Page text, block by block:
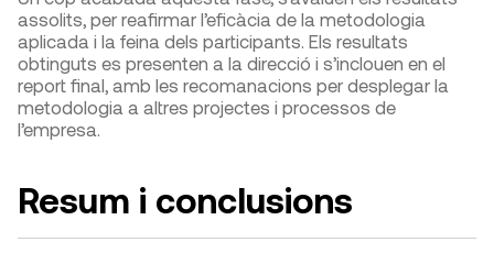
assolits, per reafirmar l’eficàcia de la metodologia
aplicada i la feina dels participants. Els resultats
obtinguts es presenten a la direcció i s’inclouen en el
report final, amb les recomanacions per desplegar la
metodologia a altres projectes i processos de
l’empresa.
Resum i conclusions